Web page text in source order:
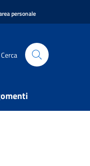
personale
Cerca